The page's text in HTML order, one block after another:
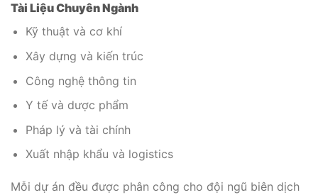
Tài Liệu Chuyên Ngành
Kỹ thuật và cơ khí
Xây dựng và kiến trúc
Công nghệ thông tin
Y tế và dược phẩm
Pháp lý và tài chính
Xuất nhập khẩu và logistics
Mỗi dự án đều được phân công cho đội ngũ biên dịch